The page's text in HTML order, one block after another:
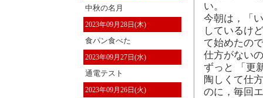
中秋の名月
2023年09月28日(木)
食パン食べた
2023年09月27日(水)
通電テスト
2023年09月26日(火)
い。
今朝は，「
しているけ
て始めたの
仕方がない
ずっと 「更
陶しくて仕
のに，毎回